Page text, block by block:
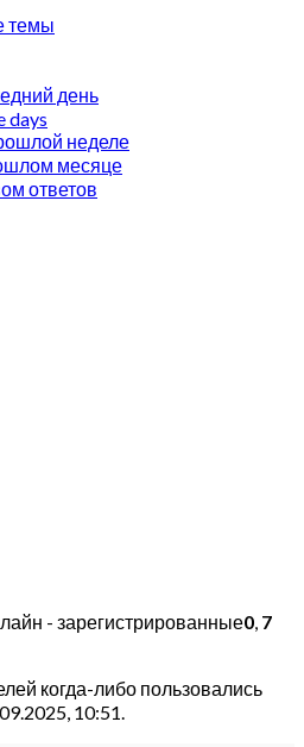
темы
день
days
неделе
месяце
ответов
- зарегистрированные0, 7
когда-либо пользовались
10:51.